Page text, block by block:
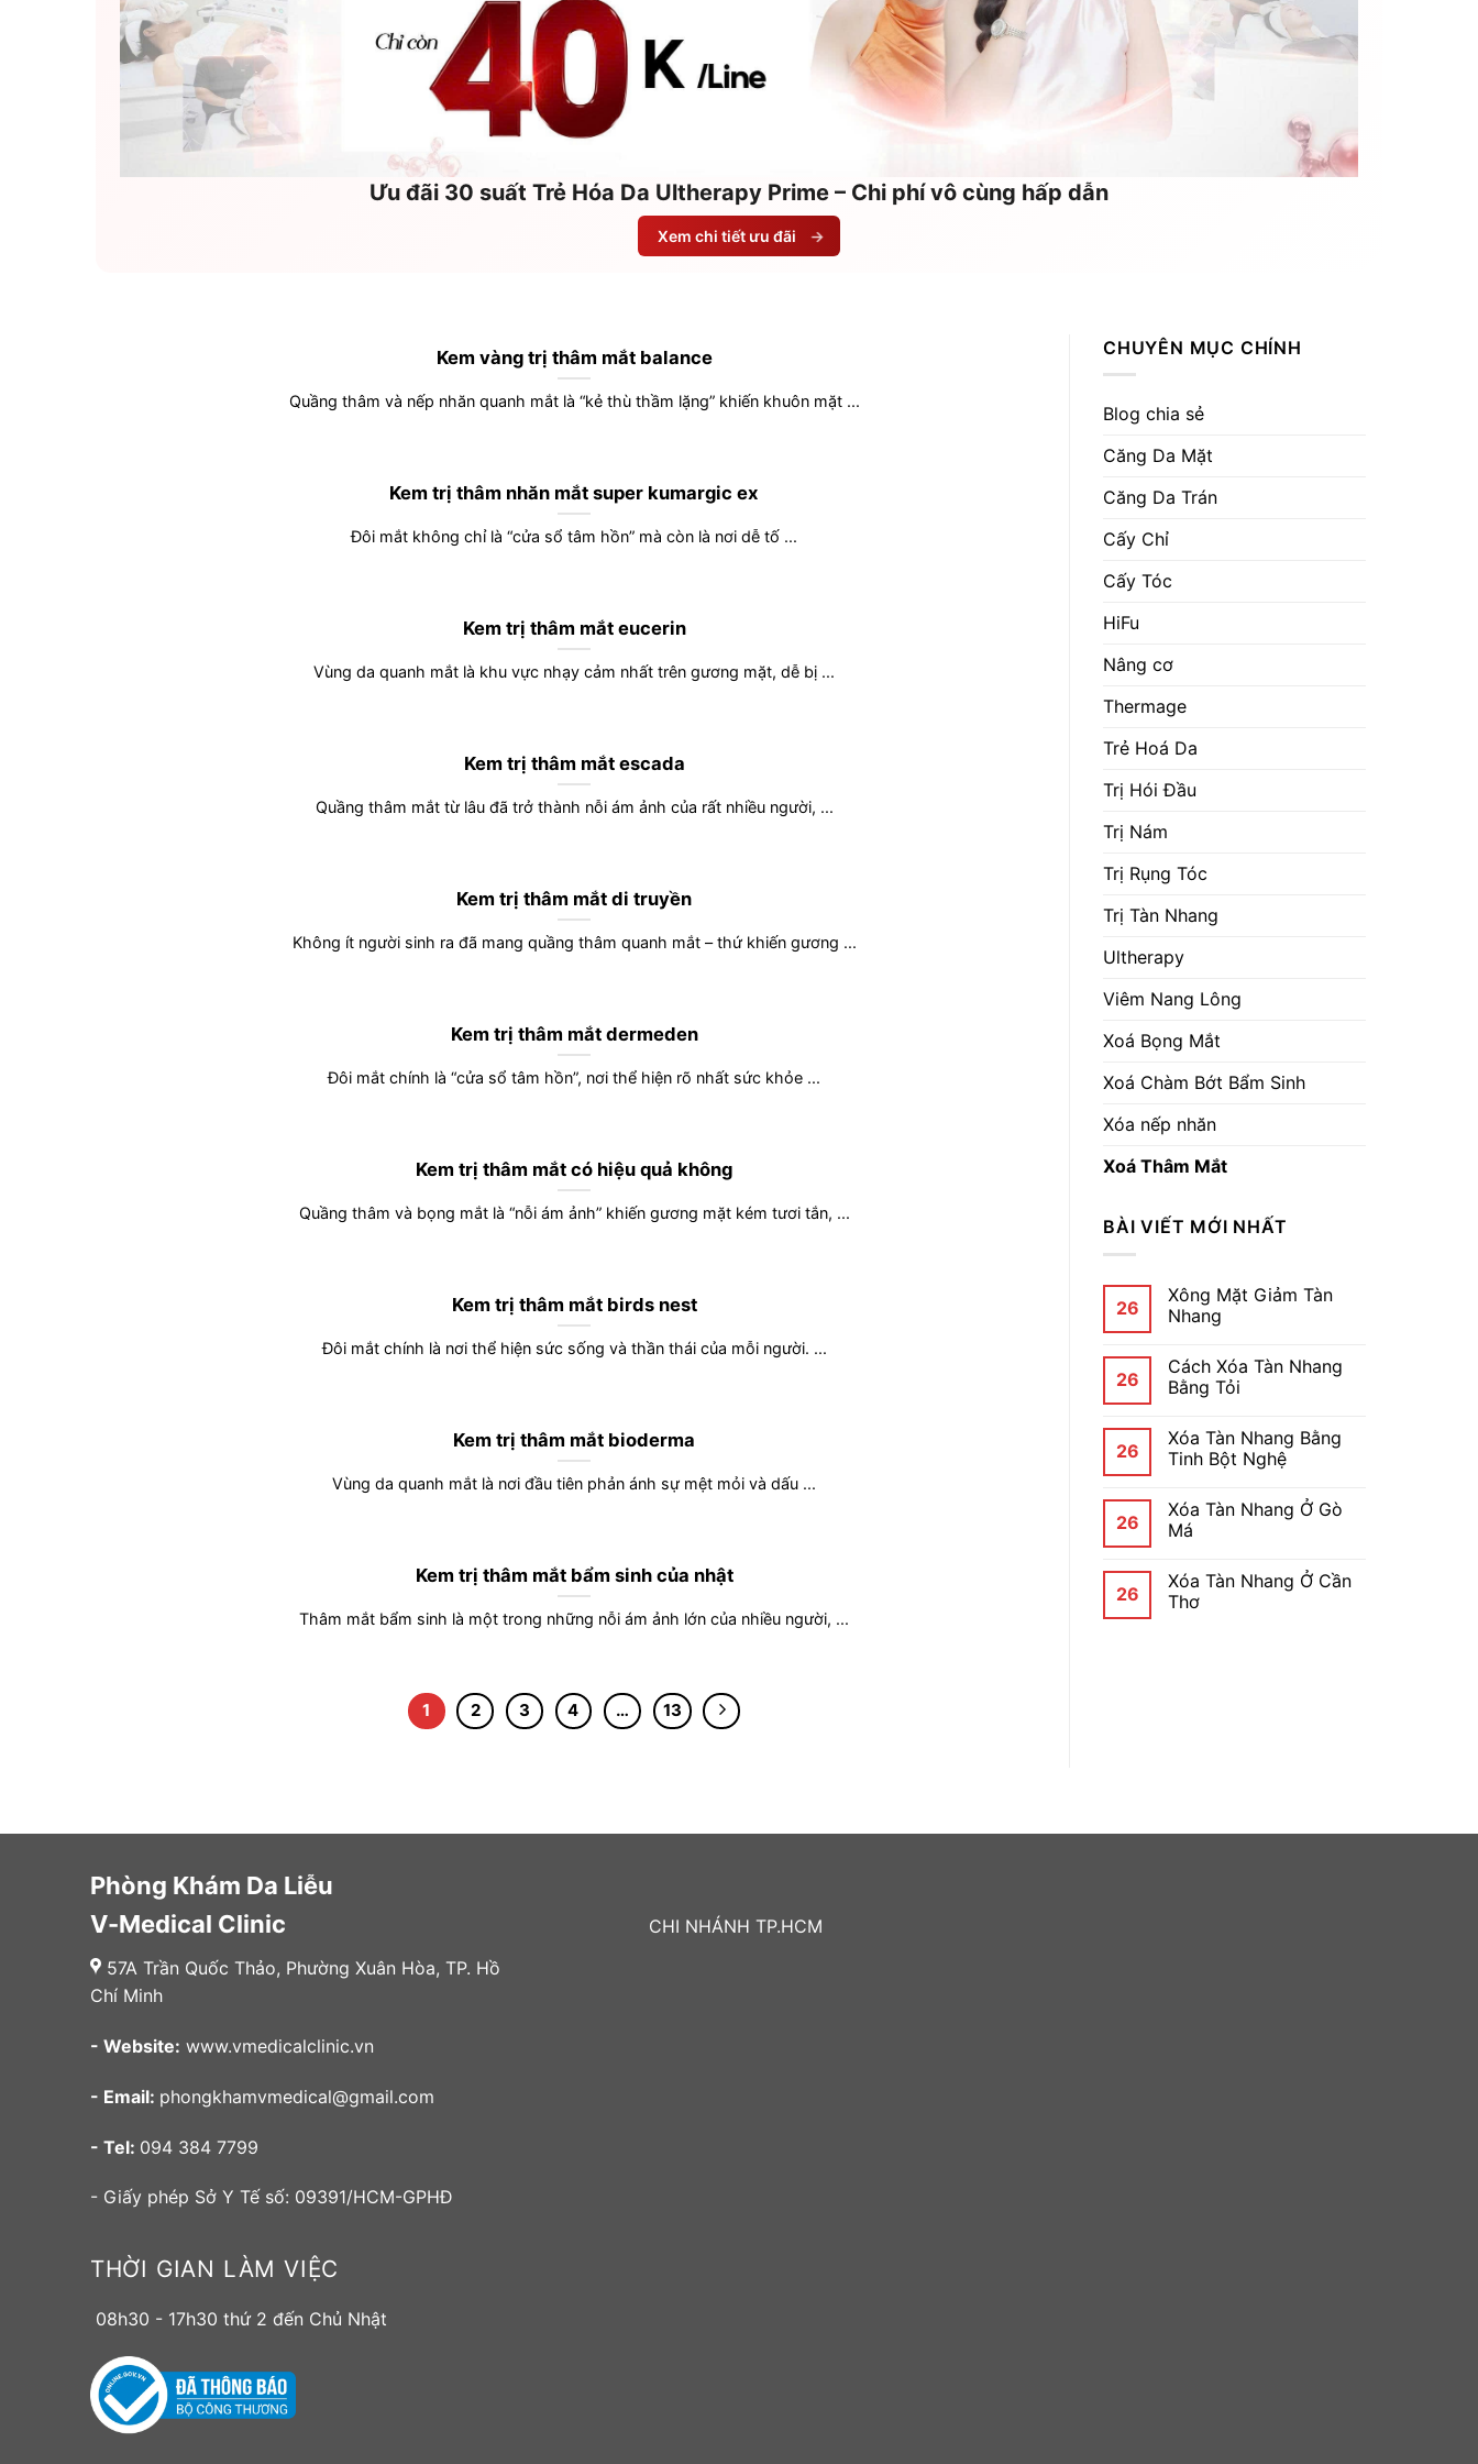
Ưu đãi 30 suất Trẻ Hóa Da Ultherapy Prime – Chi phí vô cùng hấp dẫn
Xem chi tiết ưu đãi →
Kem vàng trị thâm mắt balance
Quầng thâm và nếp nhăn quanh mắt là “kẻ thù thầm lặng” khiến khuôn mặt ...
Kem trị thâm nhăn mắt super kumargic ex
Đôi mắt không chỉ là “cửa sổ tâm hồn” mà còn là nơi dễ tố ...
Kem trị thâm mắt eucerin
Vùng da quanh mắt là khu vực nhạy cảm nhất trên gương mặt, dễ bị ...
Kem trị thâm mắt escada
Quầng thâm mắt từ lâu đã trở thành nỗi ám ảnh của rất nhiều người, ...
Kem trị thâm mắt di truyền
Không ít người sinh ra đã mang quầng thâm quanh mắt – thứ khiến gương ...
Kem trị thâm mắt dermeden
Đôi mắt chính là “cửa sổ tâm hồn”, nơi thể hiện rõ nhất sức khỏe ...
Kem trị thâm mắt có hiệu quả không
Quầng thâm và bọng mắt là “nỗi ám ảnh” khiến gương mặt kém tươi tắn, ...
Kem trị thâm mắt birds nest
Đôi mắt chính là nơi thể hiện sức sống và thần thái của mỗi người. ...
Kem trị thâm mắt bioderma
Vùng da quanh mắt là nơi đầu tiên phản ánh sự mệt mỏi và dấu ...
Kem trị thâm mắt bẩm sinh của nhật
Thâm mắt bẩm sinh là một trong những nỗi ám ảnh lớn của nhiều người, ...
1 2 3 4 … 13
CHUYÊN MỤC CHÍNH
Blog chia sẻ
Căng Da Mặt
Căng Da Trán
Cấy Chỉ
Cấy Tóc
HiFu
Nâng cơ
Thermage
Trẻ Hoá Da
Trị Hói Đầu
Trị Nám
Trị Rụng Tóc
Trị Tàn Nhang
Ultherapy
Viêm Nang Lông
Xoá Bọng Mắt
Xoá Chàm Bớt Bẩm Sinh
Xóa nếp nhăn
Xoá Thâm Mắt
BÀI VIẾT MỚI NHẤT
26
Xông Mặt Giảm Tàn
Nhang
26
Cách Xóa Tàn Nhang
Bằng Tỏi
26
Xóa Tàn Nhang Bằng
Tinh Bột Nghệ
26
Xóa Tàn Nhang Ở Gò
Má
26
Xóa Tàn Nhang Ở Cần
Thơ
Phòng Khám Da Liễu
V-Medical Clinic
57A Trần Quốc Thảo, Phường Xuân Hòa, TP. Hồ
Chí Minh
- Website: www.vmedicalclinic.vn
- Email: phongkhamvmedical@gmail.com
- Tel: 094 384 7799
- Giấy phép Sở Y Tế số: 09391/HCM-GPHĐ
THỜI GIAN LÀM VIỆC
08h30 - 17h30 thứ 2 đến Chủ Nhật
CHI NHÁNH TP.HCM